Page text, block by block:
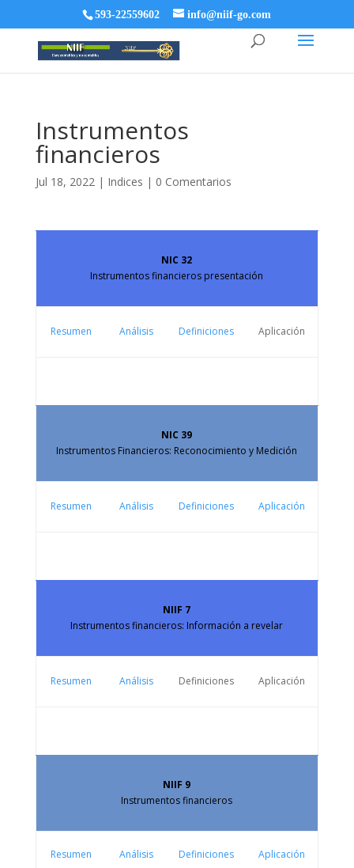
593-22559602 info@niif-go.com
Instrumentos
financieros
Jul 18, 2022| Indices | 0 Comentarios
NIC 32
Instrumentos financieros presentación
Resumen Análisis Definiciones Aplicación
NIC 39
Instrumentos Financieros: Reconocimiento y Medición
Resumen Análisis Definiciones Aplicación
NIIF 7
Instrumentos financieros: Información a revelar
Resumen Análisis Definiciones Aplicación
NIIF 9
Instrumentos financieros
Resumen Análisis Definiciones Aplicación